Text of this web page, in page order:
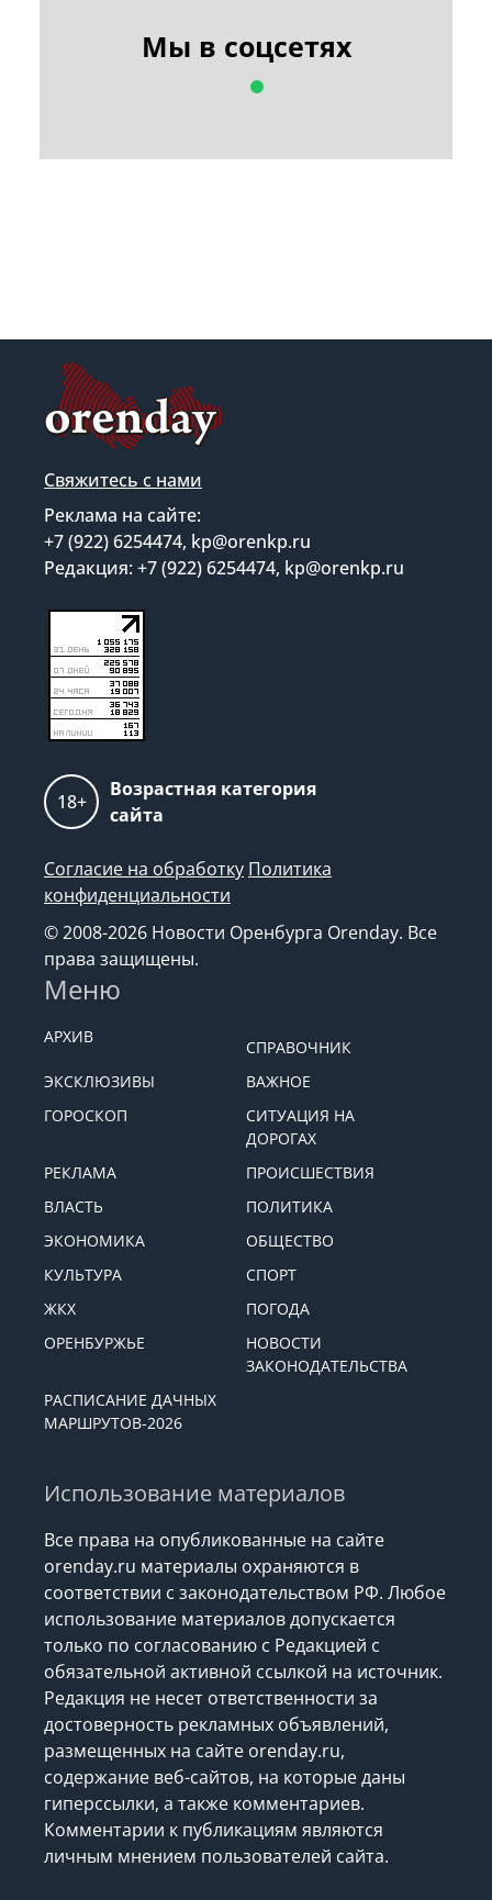
Мы в соцсетях
Свяжитесь с нами
Реклама на сайте:
+7 (922) 6254474, kp@orenkp.ru
Редакция: +7 (922) 6254474, kp@orenkp.ru
Согласие на обработку
конфиденциальности
© 2008-2026 Новости Оренбурга Orenday. Все
права защищены.
Меню
АРХИВ
СПРАВОЧНИК
ЭКСКЛЮЗИВЫ
ВАЖНОЕ
ДОРОГАХ
РЕКЛАМА
ПРОИСШЕСТВИЯ
ВЛАСТЬ
ПОЛИТИКА
ЭКОНОМИКА
ОБЩЕСТВО
КУЛЬТУРА
СПОРТ
ЖКХ
ПОГОДА
Использование материалов
Все права на опубликованные на сайте
orenday.ru материалы охраняются в
соответствии с законодательством РФ. Любое
использование материалов допускается
только по согласованию с Редакцией с
обязательной активной ссылкой на источник.
Редакция не несет ответственности за
достоверность рекламных объявлений,
размещенных на сайте orenday.ru,
содержание веб-сайтов, на которые даны
гиперссылки, а также комментариев.